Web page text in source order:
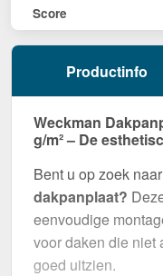
Score
Productinfo
Weckman
g/m² – De
Bent u op zoek
dakpanplaat?
eenvoudige
voor daken die niet
goed uitzien.